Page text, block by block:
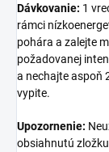
Dávkovanie: 1
rámci
pohára a zalejte
požadovanej
a nechajte aspoň
vypite.
Upozornenie:
obsiahnutú